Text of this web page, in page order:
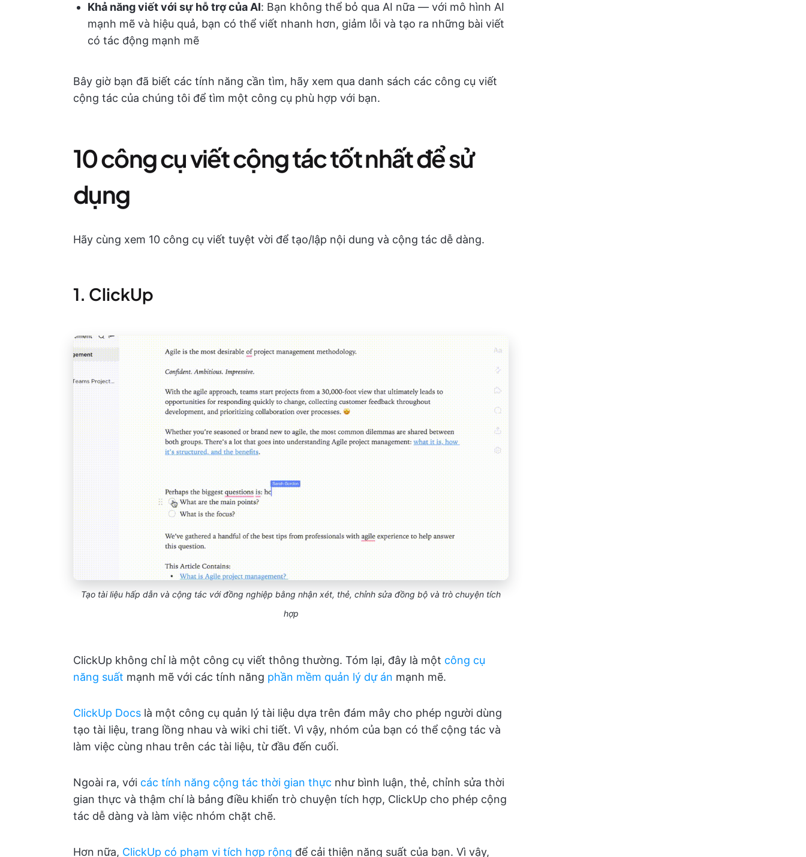
Khả năng viết với sự hỗ trợ của AI: Bạn không thể bỏ qua AI nữa — với mô hình AI
mạnh mẽ và hiệu quả, bạn có thể viết nhanh hơn, giảm lỗi và tạo ra những bài viết
có tác động mạnh mẽ
Bây giờ bạn đã biết các tính năng cần tìm, hãy xem qua danh sách các công cụ viết
cộng tác của chúng tôi để tìm một công cụ phù hợp với bạn.
10 công cụ viết cộng tác tốt nhất để sử
dụng
Hãy cùng xem 10 công cụ viết tuyệt vời để tạo/lập nội dung và cộng tác dễ dàng.
1. ClickUp
Tạo tài liệu hấp dẫn và cộng tác với đồng nghiệp bằng nhận xét, thẻ, chỉnh sửa đồng bộ và trò chuyện tích
hợp
ClickUp không chỉ là một công cụ viết thông thường. Tóm lại, đây là một công cụ
năng suất mạnh mẽ với các tính năng phần mềm quản lý dự án mạnh mẽ.
ClickUp Docs là một công cụ quản lý tài liệu dựa trên đám mây cho phép người dùng
tạo tài liệu, trang lồng nhau và wiki chi tiết. Vì vậy, nhóm của bạn có thể cộng tác và
làm việc cùng nhau trên các tài liệu, từ đầu đến cuối.
Ngoài ra, với các tính năng cộng tác thời gian thực như bình luận, thẻ, chỉnh sửa thời
gian thực và thậm chí là bảng điều khiển trò chuyện tích hợp, ClickUp cho phép cộng
tác dễ dàng và làm việc nhóm chặt chẽ.
Hơn nữa, ClickUp có phạm vi tích hợp rộng để cải thiện năng suất của bạn. Vì vậy,